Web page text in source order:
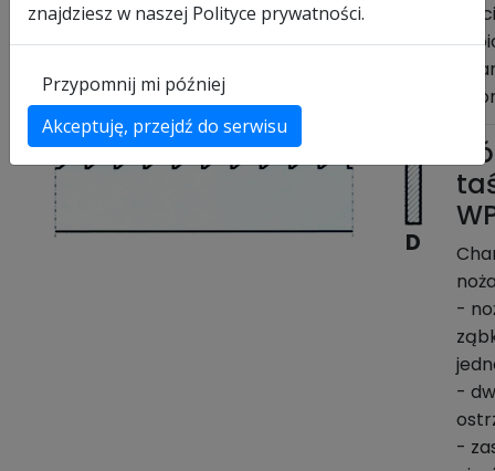
znajdziesz w naszej Polityce prywatności.
Przypomnij mi później
Akceptuję, przejdź do serwisu
D
-
-
-